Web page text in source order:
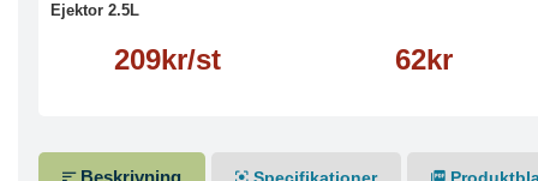
Ejektor 2.5L
209kr/st 62kr